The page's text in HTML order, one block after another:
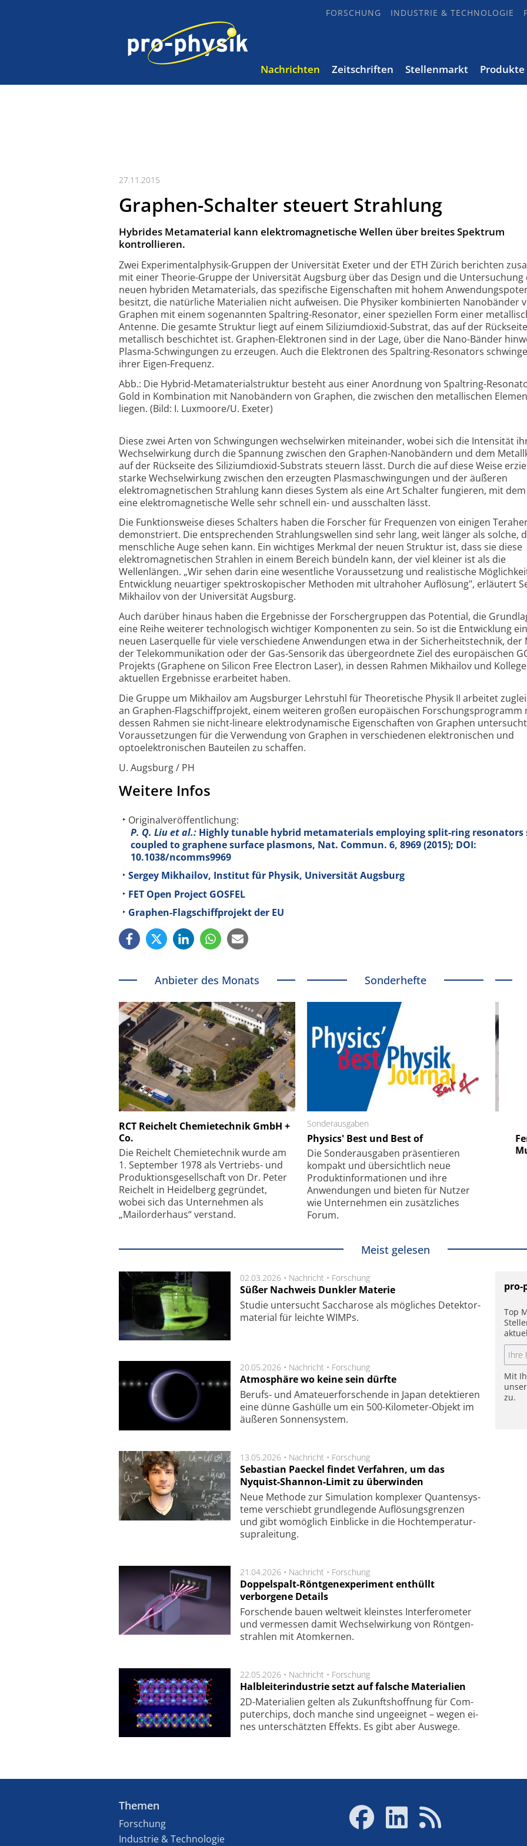
FORSCHUNG INDUSTRIE & TECHNOLOGIE
Nachrichten Zeitschriften Stellenmarkt Produkte
27.11.2015
Graphen-Schalter steuert Strahlung
Hybrides Metamaterial kann elektromagnetische Wellen über breites Spektrum
kontrollieren.
Zwei Experimentalphysik-Gruppen der Universität Exeter und der ETH Zürich berichten
mit einer Theorie-Gruppe der Universität Augsburg über das Design und die Untersuchung
neuen hybriden Metamaterials, das spezifische Eigenschaften mit hohem
besitzt, die natürliche Materialien nicht aufweisen. Die Physiker kombinierten Nanobänder
Graphen mit einem sogenannten Spaltring-Resonator, einer speziellen Form einer
Antenne. Die gesamte Struktur liegt auf einem Siliziumdioxid-Substrat, das auf der Rückseite
metallisch beschichtet ist. Graphen-Elektronen sind in der Lage, über die Nano-Bänder
Plasma-Schwingungen zu erzeugen. Auch die Elektronen des Spaltring-Resonators
ihrer Eigen-Frequenz.
Abb.: Die Hybrid-Metamaterialstruktur besteht aus einer Anordnung von Spaltring-
Gold in Kombination mit Nanobändern von Graphen, die zwischen den metallischen
liegen. (Bild: I. Luxmoore/U. Exeter)
Diese zwei Arten von Schwingungen wechselwirken miteinander, wobei sich die Intensität
Wechselwirkung durch die Spannung zwischen den Graphen-Nanobändern und dem
auf der Rückseite des Siliziumdioxid-Substrats steuern lässt. Durch die auf diese Weise
starke Wechselwirkung zwischen den erzeugten Plasmaschwingungen und der äußeren
elektromagnetischen Strahlung kann dieses System als eine Art Schalter fungieren, mit
eine elektromagnetische Welle sehr schnell ein- und ausschalten lässt.
Die Funktionsweise dieses Schalters haben die Forscher für Frequenzen von einigen
demonstriert. Die entsprechenden Strahlungswellen sind sehr lang, weit länger als solche,
menschliche Auge sehen kann. Ein wichtiges Merkmal der neuen Struktur ist, dass sie diese
elektromagnetischen Strahlen in einem Bereich bündeln kann, der viel kleiner ist als die
Wellenlängen. „Wir sehen darin eine wesentliche Voraussetzung und realistische
Entwicklung neuartiger spektroskopischer Methoden mit ultrahoher Auflösung", erläutert
Mikhailov von der Universität Augsburg.
Auch darüber hinaus haben die Ergebnisse der Forschergruppen das Potential, die
eine Reihe weiterer technologisch wichtiger Komponenten zu sein. So ist die Entwicklung
neuen Laserquelle für viele verschiedene Anwendungen etwa in der Sicherheitstechnik, der
der Telekommunikation oder der Gas-Sensorik das übergeordnete Ziel des europäischen
Projekts (Graphene on Silicon Free Electron Laser), in dessen Rahmen Mikhailov und
aktuellen Ergebnisse erarbeitet haben.
Die Gruppe um Mikhailov am Augsburger Lehrstuhl für Theoretische Physik II arbeitet
an Graphen-Flagschiffprojekt, einem weiteren großen europäischen Forschungsprogramm
dessen Rahmen sie nicht-lineare elektrodynamische Eigenschaften von Graphen
Voraussetzungen für die Verwendung von Graphen in verschiedenen elektronischen und
optoelektronischen Bauteilen zu schaffen.
U. Augsburg / PH
Weitere Infos
Originalveröffentlichung:
P. Q. Liu et al.: Highly tunable hybrid metamaterials employing split-ring resonators
coupled to graphene surface plasmons, Nat. Commun. 6, 8969 (2015); DOI:
10.1038/ncomms9969
Sergey Mikhailov, Institut für Physik, Universität Augsburg
FET Open Project GOSFEL
Graphen-Flagschiffprojekt der EU
Anbieter des Monats
RCT Reichelt Chemietechnik GmbH +
Co.
Die Reichelt Chemietechnik wurde am
1. September 1978 als Vertriebs- und
Produktionsgesellschaft von Dr. Peter
Reichelt in Heidelberg gegründet,
wobei sich das Unternehmen als
„Mailorderhaus“ verstand.
Sonderhefte
Sonderausgaben
Physics' Best und Best of
Die Sonder­ausgaben präsentieren
kompakt und übersichtlich neue
Produkt­informationen und ihre
Anwendungen und bieten für Nutzer
wie Unternehmen ein zusätzliches
Forum.
Schäfter + Kirchhoff GmbH
Feinfokussierungsmechanismus
Elektronenmikroskopie auf
kleinstem Raum
Meist gelesen
02.03.2026 • Nachricht • Forschung
Süßer Nachweis Dunkler Materie
Studie unter­sucht Saccha­ro­se als mög­li­ches De­tek­tor­
ma­te­rial für leich­te WIMPs.
20.05.2026 • Nachricht • Forschung
Atmosphäre wo keine sein dürfte
Berufs- und Ama­teuer­for­schen­de in Japan de­tek­tie­ren
eine dün­ne Gas­hül­le um ein 500-Kilo­meter-Objekt im
äu­ße­ren Son­nen­sys­tem.
13.05.2026 • Nachricht • Forschung
Sebastian Paeckel findet Verfahren, um das
Nyquist-Shannon-Limit zu überwinden
Neue Methode zur Simu­la­tion kom­ple­xer Quan­ten­sys­
te­me ver­schiebt grund­le­gen­de Auf­lösungs­gren­zen
und gibt wo­mög­lich Ein­blicke in die Hoch­tempe­ra­tur­
supra­lei­tung.
21.04.2026 • Nachricht • Forschung
Doppelspalt-Röntgenexperiment enthüllt
verborgene Details
For­schen­de bau­en welt­weit kleins­tes In­ter­fe­ro­me­ter
und ver­mes­sen da­mit Wech­sel­wir­kung von Rönt­gen­
strah­len mit Atom­ker­nen.
22.05.2026 • Nachricht • Forschung
Halbleiterindustrie setzt auf falsche Materialien
2D-Mate­ri­a­li­en gel­ten als Zu­kunfts­hoff­nung für Com­
pu­ter­chips, doch man­che sind un­ge­eig­net – we­gen ei­
nes un­ter­schätz­ten Ef­fekts. Es gibt aber Aus­we­ge.
pro-
Top
Mit
zu.
Themen
Forschung
Industrie & Technologie